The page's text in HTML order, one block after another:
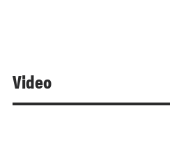
Video